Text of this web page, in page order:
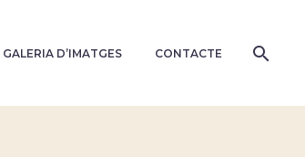
GALERIA D’IMATGES CONTACTE